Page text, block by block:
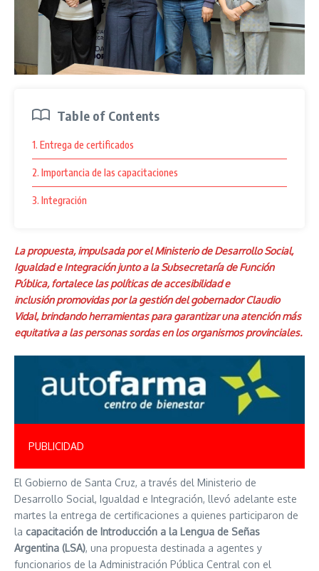
Table of Contents
1. Entrega de certificados
2. Importancia de las capacitaciones
3. Integración
La propuesta, impulsada por el Ministerio de Desarrollo Social,
Igualdad e Integración junto a la Subsecretaría de Función
Pública, fortalece las políticas de accesibilidad e
inclusión promovidas por la gestión del gobernador Claudio
Vidal, brindando herramientas para garantizar una atención más
equitativa a las personas sordas en los organismos provinciales.
PUBLICIDAD
El Gobierno de Santa Cruz, a través del Ministerio de
Desarrollo Social, Igualdad e Integración, llevó adelante este
martes la entrega de certificaciones a quienes participaron de
la capacitación de Introducción a la Lengua de Señas
Argentina (LSA), una propuesta destinada a agentes y
funcionarios de la Administración Pública Central con el